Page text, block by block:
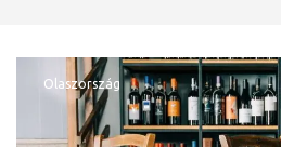
Olaszország